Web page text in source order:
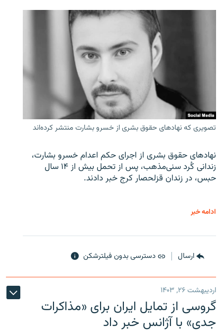
تصویری که نهادهای حقوق بشری از خسرو بشارت منتشر کرده‌اند
نهادهای حقوق بشری از اجرای حکم اعدام خسرو بشارت،
زندانی کُرد سنی‌مذهب، پس از تحمل بیش از ۱۴ سال
حبس، در زندان قزلحصار کرج خبر دادند.
ادامه خبر
ارسال دسترسی بدون فیلترشکن
اردیبهشت ۲۶, ۱۴۰۳
گروسی از تمایل ایران برای «مذاکرات
جدی» با آژانس خبر داد